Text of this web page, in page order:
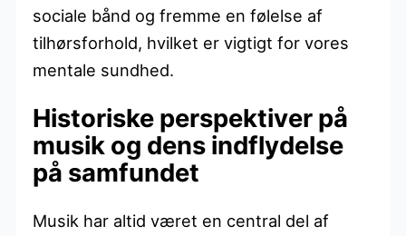
sociale bånd og fremme en følelse af
tilhørsforhold, hvilket er vigtigt for vores
mentale sundhed.
Historiske perspektiver på
musik og dens indflydelse
på samfundet
Musik har altid været en central del af